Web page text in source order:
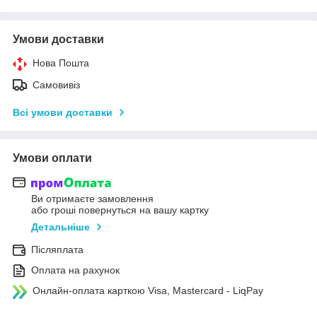
Умови доставки
Нова Пошта
Самовивіз
Всі умови доставки
Умови оплати
Ви отримаєте замовлення
або гроші повернуться на вашу картку
Детальніше
Післяплата
Оплата на рахунок
Онлайн-оплата карткою Visa, Mastercard - LiqPay